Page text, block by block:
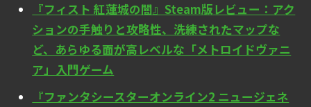
『フィスト 紅蓮城の闇』Steam版レビュー：アク
ションの手触りと攻略性、洗練されたマップな
ど、あらゆる面が高レベルな「メトロイドヴァニ
ア」入門ゲーム
『ファンタシースターオンライン2 ニュージェネ